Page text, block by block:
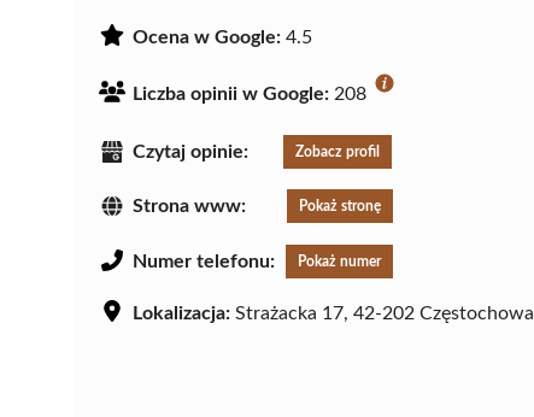
Ocena w Google: 4.5
Liczba opinii w Google: 208
Czytaj opinie: Zobacz profil
Strona www: Pokaż stronę
Numer telefonu: Pokaż numer
Lokalizacja: Strażacka 17, 42-202 Częstochowa